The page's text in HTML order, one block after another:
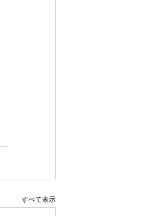
すべて表示